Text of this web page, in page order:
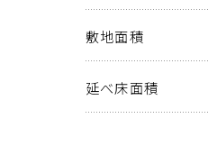
敷地面積
延べ床面積